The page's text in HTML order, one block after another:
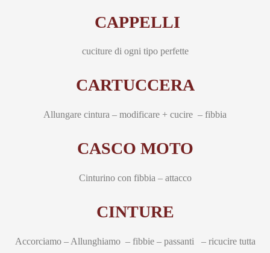
CAPPELLI
cuciture di ogni tipo perfette
CARTUCCERA
Allungare cintura – modificare + cucire – fibbia
CASCO MOTO
Cinturino con fibbia – attacco
CINTURE
Accorciamo – Allunghiamo – fibbie – passanti – ricucire tutta